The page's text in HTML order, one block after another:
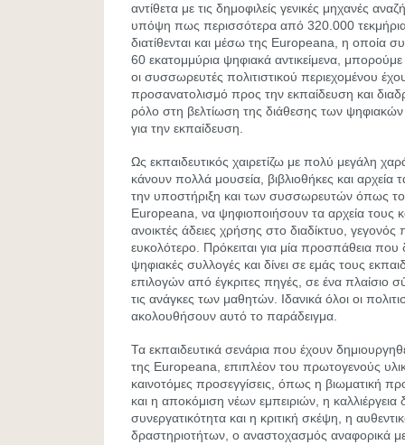
αντίθετα με τις δημοφιλείς γενικές μηχανές
υπόψη πως περισσότερα από 320.000
διατίθενται και μέσω της Europeana, η οποία
60 εκατομμύρια ψηφιακά αντικείμενα,
οι συσσωρευτές πολιτιστικού περιεχομένου
προσανατολισμό προς την εκπαίδευση και
ρόλο στη βελτίωση της διάθεσης των
για την εκπαίδευση.
Ως εκπαιδευτικός χαιρετίζω με πολύ μεγάλη
κάνουν πολλά μουσεία, βιβλιοθήκες και αρχεία
την υποστήριξη και των συσσωρευτών όπως
Europeana, να ψηφιοποιήσουν τα αρχεία τους
ανοικτές άδειες χρήσης στο διαδίκτυο,
ευκολότερο. Πρόκειται για μία προσπάθεια που
ψηφιακές συλλογές και δίνει σε εμάς τους
επιλογών από έγκριτες πηγές, σε ένα πλαίσιο
τις ανάγκες των μαθητών. Ιδανικά όλοι οι
ακολουθήσουν αυτό το παράδειγμα.
Τα εκπαιδευτικά σενάρια που έχουν
της Europeana, επιπλέον του πρωτογενούς
καινοτόμες προσεγγίσεις, όπως η βιωματική
και η αποκόμιση νέων εμπειριών, η
συνεργατικότητα και η κριτική σκέψη, η
δραστηριοτήτων, ο αναστοχασμός αναφορικά